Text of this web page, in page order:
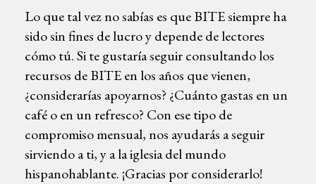
Lo que tal vez no sabías es que BITE siempre ha
sido sin fines de lucro y depende de lectores
cómo tú. Si te gustaría seguir consultando los
recursos de BITE en los años que vienen,
¿considerarías apoyarnos? ¿Cuánto gastas en un
café o en un refresco? Con ese tipo de
compromiso mensual, nos ayudarás a seguir
sirviendo a ti, y a la iglesia del mundo
hispanohablante. ¡Gracias por considerarlo!